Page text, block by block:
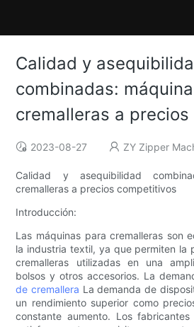
Calidad y
combinadas:
cremalleras a
2023-08-27 ZY Zipper
Calidad y asequibilidad
cremalleras a precios competitivos
Introducción:
Las máquinas para cremalleras son
la industria textil, ya que permiten la
cremalleras utilizadas en una
bolsos y otros accesorios. La
de cremallera La demanda de
un rendimiento superior como
constante aumento. Los